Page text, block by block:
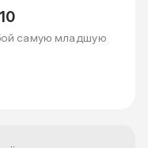
самую младшую